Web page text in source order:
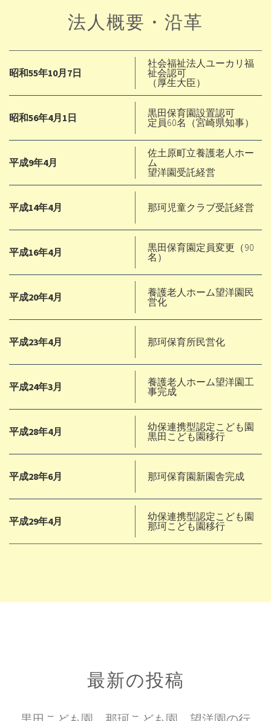
法人概要・沿革
昭和55年10月7日
社会福祉法人ユーカリ福
祉会認可
（厚生大臣）
昭和56年4月1日
黒田保育園設置認可
定員60名（宮崎県知事）
平成9年4月
佐土原町立養護老人ホー
ム
望洋園受託経営
平成14年4月 那珂児童クラブ受託経営
平成16年4月
黒田保育園定員変更（90
名）
平成20年4月
養護老人ホーム望洋園民
営化
平成23年4月 那珂保育所民営化
平成24年3月
養護老人ホーム望洋園工
事完成
平成28年4月
幼保連携型認定こども園
黒田こども園移行
平成28年6月 那珂保育園新園舎完成
平成29年4月
幼保連携型認定こども園
那珂こども園移行
最新の投稿